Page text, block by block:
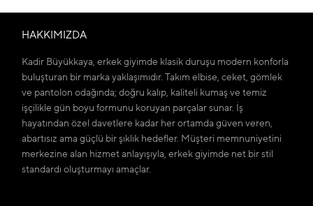
HAKKIMIZDA
Kadir Büyükkaya, erkek giyimde klasik duruşu modern konforla
buluşturan bir marka yaklaşımıdır. Takım elbise, ceket, gömlek
ve pantolon odağında; doğru kalıp, kaliteli kumaş ve temiz
işçilikle gün boyu formunu koruyan parçalar sunar. İş
hayatından özel davetlere kadar her ortamda güven veren,
abartısız ama güçlü bir şıklık hedefler. Müşteri memnuniyetini
merkezine alan hizmet anlayışıyla, erkek giyimde net bir stil
standardı oluşturmayı amaçlar.